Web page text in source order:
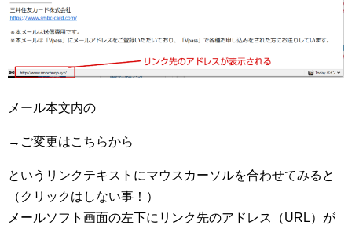
メール本文内の
→ご変更はこちらから
というリンクテキストにマウスカーソルを合わせてみると
（クリックはしない事！）
メールソフト画面の左下にリンク先のアドレス（URL）が